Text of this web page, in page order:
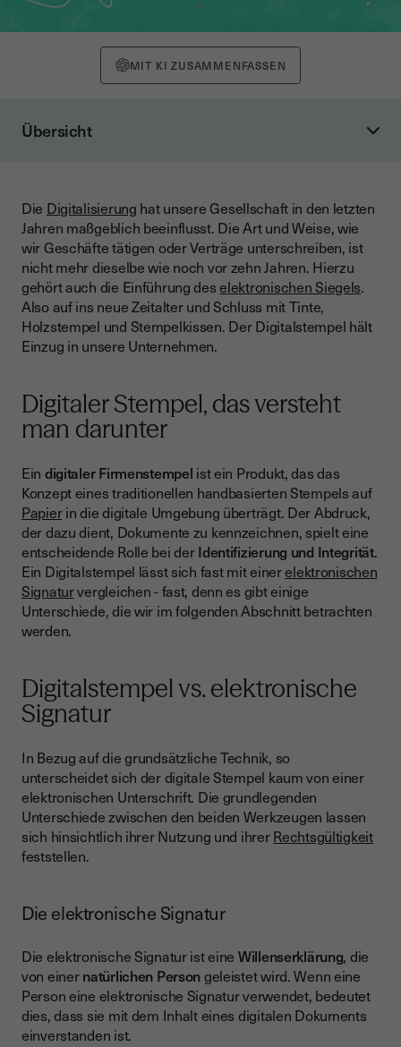
MIT KI ZUSAMMENFASSEN
Übersicht
Die elektronische Signatur
Der digitale Stempel
Rechtswert eines digitalen Firmenstempels
Die verschiedenen Niveaus elektronischer Siegel
Einfaches Elektronisches Siegel
Qualifiziertes Elektronisches Siegel
Sicherheit und Vertrauen werden großgeschrieben
entscheiden sollten
Probieren Sie den digitalen Stempel von Youtrust
Die Digitalisierung hat unsere Gesellschaft in den letzten
Jahren maßgeblich beeinflusst. Die Art und Weise, wie
wir Geschäfte tätigen oder Verträge unterschreiben, ist
nicht mehr dieselbe wie noch vor zehn Jahren. Hierzu
gehört auch die Einführung deselektronischen Siegels.
Also auf ins neue Zeitalter und Schluss mit Tinte,
Holzstempel und Stempelkissen. Der Digitalstempel hält
Einzug in unsere Unternehmen.
Digitaler Stempel, das versteht
man darunter
Ein digitaler Firmenstempel ist ein Produkt, das das
Konzept eines traditionellen handbasierten Stempels auf
Papierin die digitale Umgebung überträgt. Der Abdruck,
der dazu dient, Dokumente zu kennzeichnen, spielt eine
entscheidende Rolle bei derIdentifizierung und Integrität.
Ein Digitalstempel lässt sich fast mit einerelektronischen
Signaturvergleichen - fast, denn es gibt einige
Unterschiede, die wir im folgenden Abschnitt betrachten
werden.
Digitalstempel vs. elektronische
Signatur
In Bezug auf die grundsätzliche Technik, so
unterscheidet sich der digitale Stempel kaum von einer
elektronischen Unterschrift. Die grundlegenden
Unterschiede zwischen den beiden Werkzeugen lassen
sich hinsichtlich ihrer Nutzung und ihrerRechtsgültigkeit
feststellen.
Die elektronische Signatur
Die elektronische Signatur ist eine Willenserklärung, die
von einernatürlichen Persongeleistet wird. Wenn eine
Person eine elektronische Signatur verwendet, bedeutet
dies, dass sie mit dem Inhalt eines digitalen Dokuments
einverstanden ist.